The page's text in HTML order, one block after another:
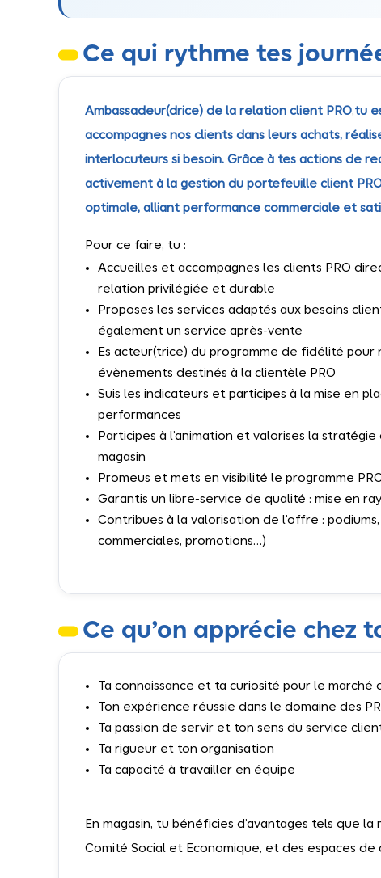
Ce qui rythme tes
Ambassadeur(drice) de la relation client PRO,tu
accompagnes nos clients dans leurs achats,
interlocuteurs si besoin. Grâce à tes actions de
activement à la gestion du portefeuille client
optimale, alliant performance commerciale et
Pour ce faire, tu :
Accueilles et accompagnes les clients PRO
relation privilégiée et durable
Proposes les services adaptés aux besoins
également un service après-vente
Es acteur(trice) du programme de fidélité pour
évènements destinés à la clientèle PRO
Suis les indicateurs et participes à la mise en
performances
Participes à l’animation et valorises la
magasin
Promeus et mets en visibilité le programme
Garantis un libre-service de qualité : mise en
Contribues à la valorisation de l’offre :
commerciales, promotions…)
Ce qu’on apprécie chez
Ta connaissance et ta curiosité pour le marché
Ton expérience réussie dans le domaine des
Ta passion de servir et ton sens du service
Ta rigueur et ton organisation
Ta capacité à travailler en équipe
En magasin, tu bénéficies d’avantages tels que
Comité Social et Economique, et des espaces de